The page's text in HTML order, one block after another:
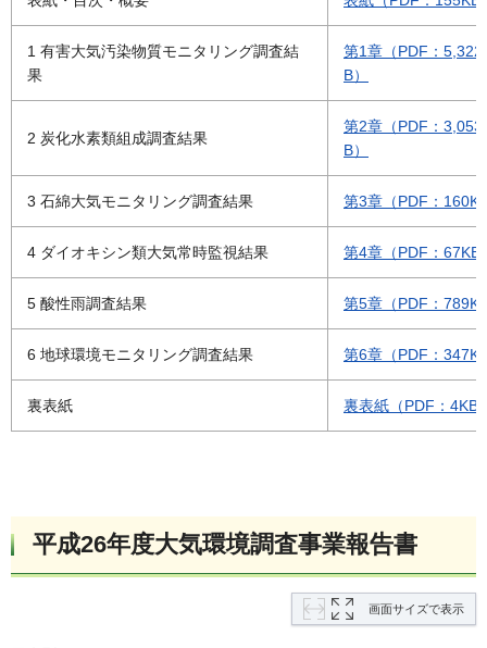
1 有害大気汚染物質モニタリング調査結
果
第1章（PDF：
B）
2 炭化水素類組成調査結果
第2章（PDF：
B）
3 石綿大気モニタリング調査結果 第3章（PDF：
4 ダイオキシン類大気常時監視結果 第4章（PDF：67KB
5 酸性雨調査結果 第5章（PDF：
6 地球環境モニタリング調査結果 第6章（PDF：
裏表紙 裏表紙（PDF：4KB
平成26年度大気環境調査事業報告書
画面サイズで表示